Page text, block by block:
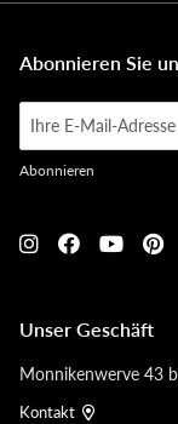
Unser Geschäft
Monnikenwerve 43
Kontakt
Abonnieren Sie
Abonnieren